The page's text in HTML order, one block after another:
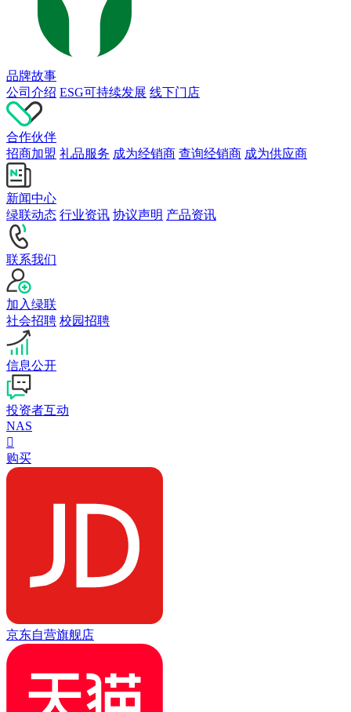
品牌故事
公司介绍 ESG可持续发展 线下门店
合作伙伴
招商加盟 礼品服务 成为经销商 查询经销商 成为供应商
新闻中心
绿联动态 行业资讯 协议声明 产品资讯
联系我们
加入绿联
社会招聘 校园招聘
信息公开
投资者互动
NAS

购买
京东自营旗舰店